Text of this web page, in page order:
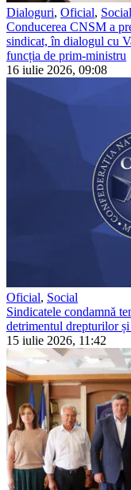
Dialoguri, Oficial, Social
Conducerea CNSM a
sindicat, în dialogul cu
funcția de prim-ministru
16 iulie 2026, 09:08
Oficial, Social
Sindicatele condamnă
detrimentul drepturilor
15 iulie 2026, 11:42